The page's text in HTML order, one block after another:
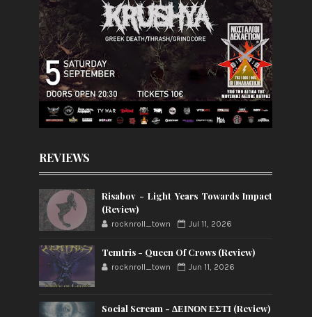
REVIEWS
Risabov - Light Years Towards Impact
(Review)
rocknroll_town Jul 11, 2026
Temtris - Queen Of Crows (Review)
rocknroll_town Jun 11, 2026
Social Scream - ΔΕΙΝΟΝ ΕΣΤΙ (Review)